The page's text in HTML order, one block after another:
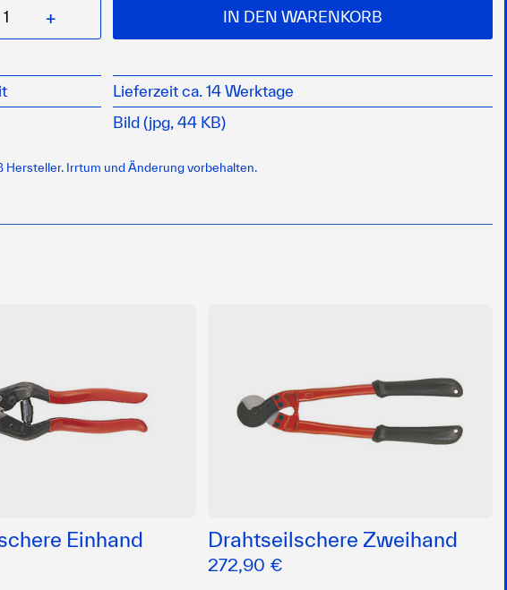
+ IN DEN WARENKORB
Lieferzeit ca. 14 Werktage
Bild (jpg, 44 KB)
Hersteller. Irrtum und Änderung vorbehalten.
Einhand Drahtseilschere Zweihand
272,90 €